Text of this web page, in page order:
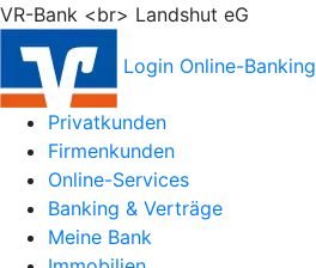
VR-Bank <br> Landshut eG
Login Online-Banking
Privatkunden
Firmenkunden
Online-Services
Banking & Verträge
Meine Bank